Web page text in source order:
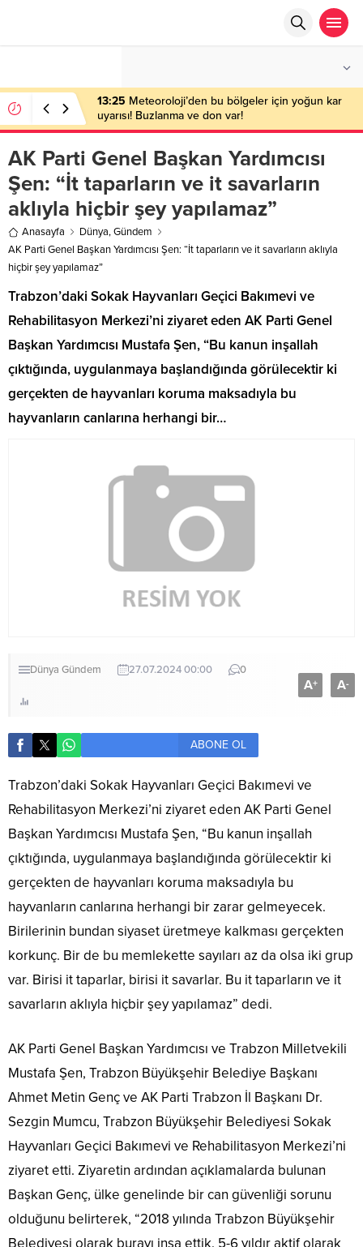
13:25 Meteoroloji’den bu bölgeler için yoğun kar
uyarısı! Buzlanma ve don var!
AK Parti Genel Başkan Yardımcısı
Şen: “İt taparların ve it savarların
aklıyla hiçbir şey yapılamaz”
Anasayfa Dünya,Gündem
AK Parti Genel Başkan Yardımcısı Şen: “İt taparların ve it savarların aklıyla
hiçbir şey yapılamaz”
Trabzon’daki Sokak Hayvanları Geçici Bakımevi ve
Rehabilitasyon Merkezi’ni ziyaret eden AK Parti Genel
Başkan Yardımcısı Mustafa Şen, “Bu kanun inşallah
çıktığında, uygulanmaya başlandığında görülecektir ki
gerçekten de hayvanları koruma maksadıyla bu
hayvanların canlarına herhangi bir…
Dünya Gündem 27.07.2024 00:00 0
A+ A-
ABONE OL
Trabzon’daki Sokak Hayvanları Geçici Bakımevi ve
Rehabilitasyon Merkezi’ni ziyaret eden AK Parti Genel
Başkan Yardımcısı Mustafa Şen, “Bu kanun inşallah
çıktığında, uygulanmaya başlandığında görülecektir ki
gerçekten de hayvanları koruma maksadıyla bu
hayvanların canlarına herhangi bir zarar gelmeyecek.
Birilerinin bundan siyaset üretmeye kalkması gerçekten
korkunç. Bir de bu memlekette sayıları az da olsa iki grup
var. Birisi it taparlar, birisi it savarlar. Bu it taparların ve it
savarların aklıyla hiçbir şey yapılamaz” dedi.
AK Parti Genel Başkan Yardımcısı ve Trabzon Milletvekili
Mustafa Şen, Trabzon Büyükşehir Belediye Başkanı
Ahmet Metin Genç ve AK Parti Trabzon İl Başkanı Dr.
Sezgin Mumcu, Trabzon Büyükşehir Belediyesi Sokak
Hayvanları Geçici Bakımevi ve Rehabilitasyon Merkezi’ni
ziyaret etti. Ziyaretin ardından açıklamalarda bulunan
Başkan Genç, ülke genelinde bir can güvenliği sorunu
olduğunu belirterek, “2018 yılında Trabzon Büyükşehir
Belediyesi olarak burayı inşa ettik. 5-6 yıldır aktif olarak